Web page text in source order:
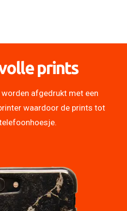
prints
afgedrukt met een
waardoor de prints tot